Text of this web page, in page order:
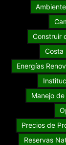
Ambiente
Construir
Costa
Energías
Manejo
Precios de
Reservas